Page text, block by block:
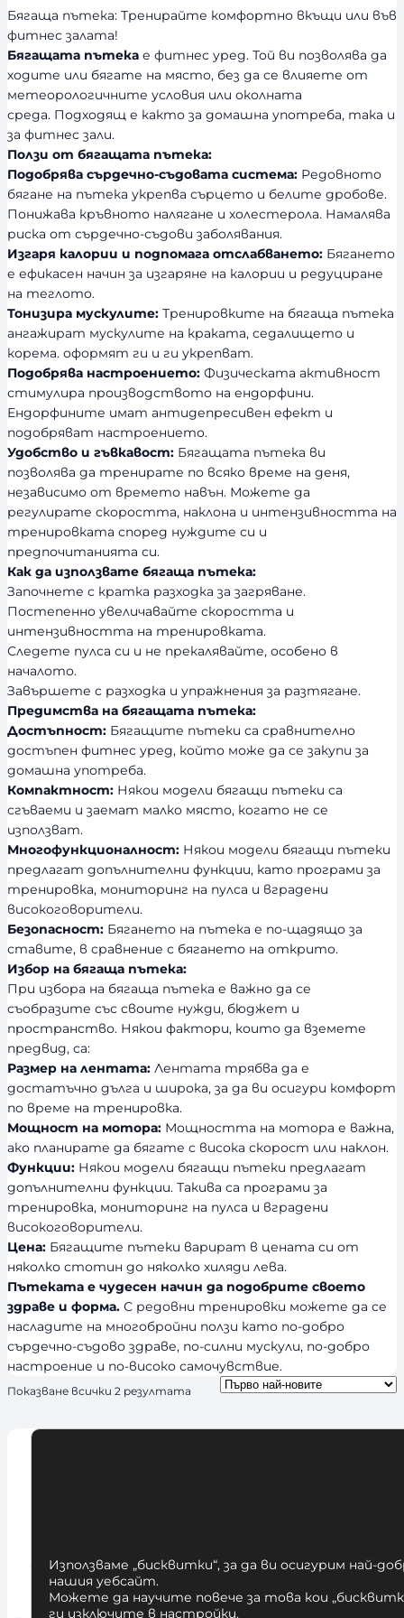
т
Бягаща пътека: Тренирайте комфортно вкъщи или във
фитнес залата!
Бягащата пътека е фитнес уред. Той ви позволява да
ходите или бягате на място, без да се влияете от
метеорологичните условия или околната
среда. Подходящ е както за домашна употреба, така и
за фитнес зали.
Ползи от бягащата пътека:
Подобрява сърдечно-съдовата система: Редовното
бягане на пътека укрепва сърцето и белите дробове.
Понижава кръвното налягане и холестерола. Намалява
риска от сърдечно-съдови заболявания.
Изгаря калории и подпомага отслабването: Бягането
е ефикасен начин за изгаряне на калории и редуциране
на теглото.
Тонизира мускулите: Тренировките на бягаща пътека
ангажират мускулите на краката, седалището и
корема. оформят ги и ги укрепват.
Подобрява настроението: Физическата активност
стимулира производството на ендорфини.
Ендорфините имат антидепресивен ефект и
подобряват настроението.
Удобство и гъвкавост: Бягащата пътека ви
позволява да тренирате по всяко време на деня,
независимо от времето навън. Можете да
регулирате скоростта, наклона и интензивността на
тренировката според нуждите си и
предпочитанията си.
Как да използвате бягаща пътека:
Започнете с кратка разходка за загряване.
Постепенно увеличавайте скоростта и
интензивността на тренировката.
Следете пулса си и не прекалявайте, особено в
началото.
Завършете с разходка и упражнения за разтягане.
Предимства на бягащата пътека:
Достъпност: Бягащите пътеки са сравнително
достъпен фитнес уред, който може да се закупи за
домашна употреба.
Компактност: Някои модели бягащи пътеки са
сгъваеми и заемат малко място, когато не се
използват.
Многофункционалност: Някои модели бягащи пътеки
предлагат допълнителни функции, като програми за
тренировка, мониторинг на пулса и вградени
високоговорители.
Безопасност: Бягането на пътека е по-щадящо за
ставите, в сравнение с бягането на открито.
Избор на бягаща пътека:
При избора на бягаща пътека е важно да се
съобразите със своите нужди, бюджет и
пространство. Някои фактори, които да вземете
предвид, са:
Размер на лентата: Лентата трябва да е
достатъчно дълга и широка, за да ви осигури комфорт
по време на тренировка.
Мощност на мотора: Мощността на мотора е важна,
ако планирате да бягате с висока скорост или наклон.
Функции: Някои модели бягащи пътеки предлагат
допълнителни функции. Такива са програми за
тренировка, мониторинг на пулса и вградени
високоговорители.
Цена: Бягащите пътеки варират в цената си от
няколко стотин до няколко хиляди лева.
Пътеката е чудесен начин да подобрите своето
здраве и форма. С редовни тренировки можете да се
насладите на многобройни ползи като по-добро
сърдечно-съдово здраве, по-силни мускули, по-добро
настроение и по-високо самочувствие.
Показване всички 2 резултата
t
s
t
Използваме „бисквитки“, за да ви осигурим най-
нашия уебсайт.
Можете да научите повече за това кои
ги изключите в настройки.